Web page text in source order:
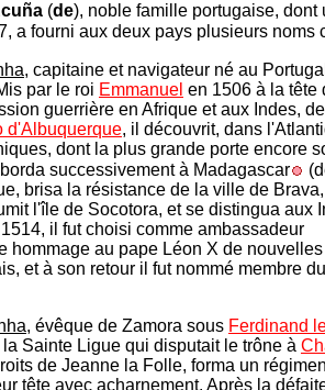
(de), noble famille portugaise, dont
a fourni aux deux pays plusieurs noms
, capitaine et navigateur né au Portugal
par le roi Emmanuel en 1506 à la tête
guerrière en Afrique et aux Indes,
d'Albuquerque, il découvrit, dans
dont la plus grande porte encore
successivement à Madagascar
brisa la résistance de la ville de
l'île de Socotora, et se distingua aux
il fut choisi comme ambassadeur
hommage au pape Léon X de nouvelles
et à son retour il fut nommé membre
, évêque de Zamora sous Ferdinand
la Sainte Ligue qui disputait le trône à
de Jeanne la Folle, forma un
tête avec acharnement. Après la